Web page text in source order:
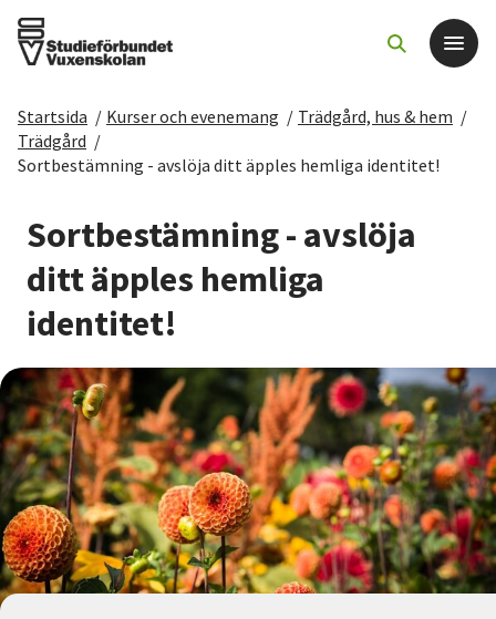
Det här gör vi
Sök kurser och evenemang
Om SV
Starta studiecirkel
Cirkelledare
Nyheter
Avdelningar
Startsida / Kurser och evenemang / Trädgård, hus & hem /
Trädgård /
Sortbestämning - avslöja ditt äpples hemliga identitet!
Sortbestämning - avslöja
ditt äpples hemliga
identitet!